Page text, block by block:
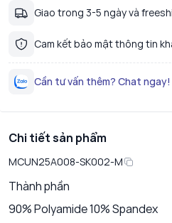
Giao trong 3-5 ngày và
Cam kết bảo mật thông tin
Cần tư vấn thêm? Chat ngay!
Chi tiết sản phẩm
MCUN25A008-SK002-M
Thành phần
90% Polyamide 10% Spandex